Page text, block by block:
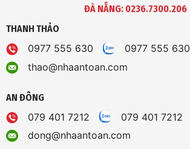
ĐÀ NẴNG: 0236.7300.206
THANH THẢO
0977 555 630
0977 555 630
thao@nhaantoan.com
AN ĐÔNG
079 401 7212
079 401 7212
dong@nhaantoan.com